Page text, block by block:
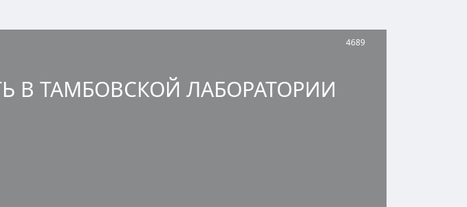
4689
В ТАМБОВСКОЙ ЛАБОРАТОРИИ